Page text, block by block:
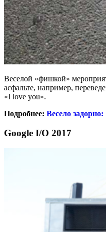
Веселой «фишкой»
асфальте, например,
«I love you».
Подробнее: Весело
Google I/O 2017